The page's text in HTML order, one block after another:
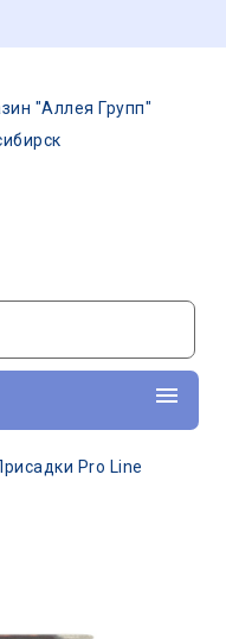
"Аллея Групп"
Pro Line